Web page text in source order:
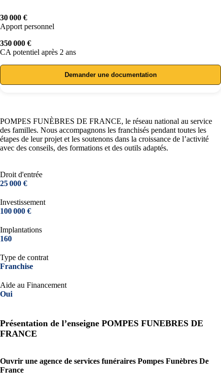
30 000 €
Apport personnel
350 000 €
CA potentiel après 2 ans
Demander une documentation
POMPES FUNÈBRES DE FRANCE, le réseau national au service
des familles. Nous accompagnons les franchisés pendant toutes les
étapes de leur projet et les soutenons dans la croissance de l’activité
avec des conseils, des formations et des outils adaptés.
Droit d'entrée
25 000 €
Investissement
100 000 €
Implantations
160
Type de contrat
Franchise
Aide au Financement
Oui
Présentation de l’enseigne POMPES FUNEBRES DE
FRANCE
Ouvrir une agence de services funéraires Pompes Funèbres De
France